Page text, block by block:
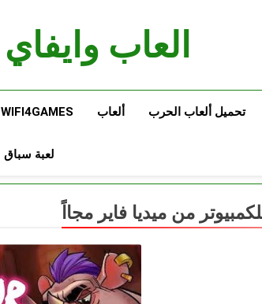
العاب وايفاي WIFI4Games
تحميل ألعاب الحرب ألعاب WIFI4GAMES العاب وايفاي
لعبة سباق